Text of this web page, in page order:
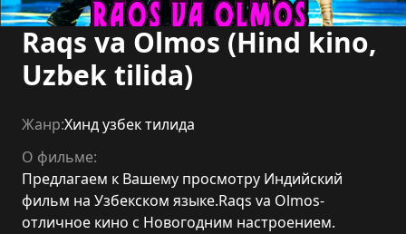
Raqs va Olmos (Hind kino,
Uzbek tilida)
Жанр:Хинд узбек тилида
О фильме:
Предлагаем к Вашему просмотру Индийский
фильм на Узбекском языке.Raqs va Olmos-
отличное кино с Новогодним настроением.